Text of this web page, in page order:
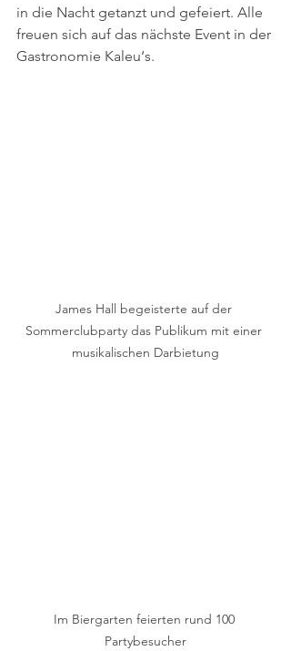
in die Nacht getanzt und gefeiert. Alle
freuen sich auf das nächste Event in der
Gastronomie Kaleu‘s.
James Hall begeisterte auf der
Sommerclubparty das Publikum mit einer
musikalischen Darbietung
Im Biergarten feierten rund 100
Partybesucher